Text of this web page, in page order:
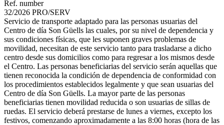
Ref. number
32/2026 PRO/SERV
Servicio de transporte adaptado para las personas usuarias del
Centro de día Son Güells las cuales, por su nivel de dependencia y
sus condiciones físicas, que les suponen graves problemas de
movilidad, necesitan de este servicio tanto para trasladarse a dicho
centro desde sus domicilios como para regresar a los mismos desde
el Centro. Las personas beneficiarias del servicio serán aquellas que
tienen reconocida la condición de dependencia de conformidad con
los procedimientos establecidos legalmente y que sean usuarias del
Centro de día Son Güells. La mayor parte de las personas
beneficiarias tienen movilidad reducida o son usuarias de sillas de
ruedas. El servicio deberá prestarse de lunes a viernes, excepto los
festivos, comenzando aproximadamente a las 8:00 horas (hora de las